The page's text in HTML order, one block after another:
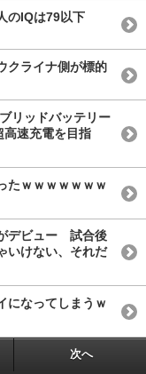
のIQは79以下
クライナ側が標的
リッドバッテリー
速充電を目指
たｗｗｗｗｗｗｗ
デビュー 試合後
いけない、それだ
になってしまうｗ
次へ